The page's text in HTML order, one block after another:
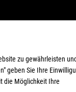
zu gewährleisten und
geben Sie Ihre
die Möglichkeit Ihre